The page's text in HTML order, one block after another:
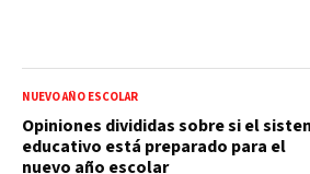
NUEVO AÑO ESCOLAR
Opiniones divididas sobre si el
educativo está preparado para el
nuevo año escolar